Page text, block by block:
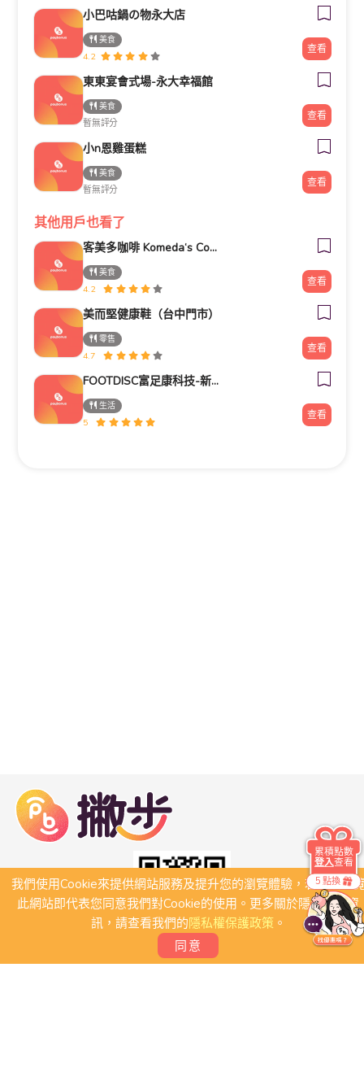
小巴咕鍋の物永大店
美食
4.2
查看
東東宴會式場-永大幸福館
美食
暫無評分
查看
小n恩雞蛋糕
美食
暫無評分
查看
其他用戶也看了
客美多咖啡 Komeda‘s Coffee - 台南小北店
美食
4.2
查看
美而堅健康鞋（台中門市）
零售
4.7
查看
FOOTDISC富足康科技-新光三越-桃園站前店
生活
5
查看
我們使用Cookie來提供網站服務及提升您的瀏覽體驗，若繼續瀏
此網站即代表您同意我們對Cookie的使用。更多關於隱私保護資
訊，請查看我們的隱私權保護政策。
同意
5 點換
累積點數
登入查看